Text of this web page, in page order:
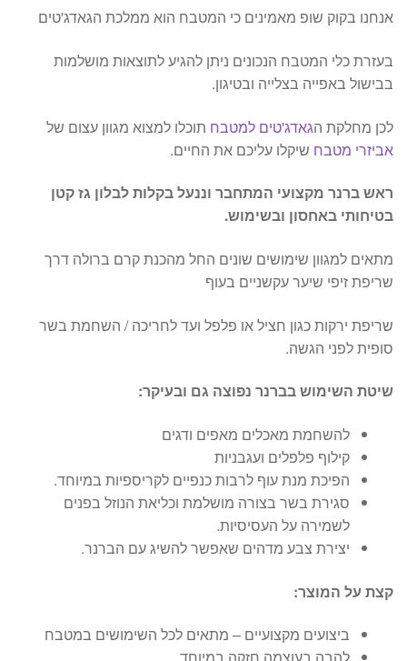
אנחנו בקוק שופ מאמינים כי המטבח הוא ממלכת הגאדג'טים
בעזרת כלי המטבח הנכונים ניתן להגיע לתוצאות מושלמות
בבישול באפייה בצלייה ובטיגון.
לכן מחלקת הגאדג'טים למטבח תוכלו למצוא מגוון עצום של
אביזרי מטבח שיקלו עליכם את החיים.
ראש ברנר מקצועי המתחבר וננעל בקלות לבלון גז קטן
בטיחותי באחסון ובשימוש.
מתאים למגוון שימושים שונים החל מהכנת קרם ברולה דרך
שריפת זיפי שיער עקשניים בעוף
שריפת ירקות כגון חציל או פלפל ועד לחריכה / השחמת בשר
סופית לפני הגשה.
שיטת השימוש בברנר נפוצה גם ובעיקר:
להשחמת מאכלים מאפים ודגים
קילוף פלפלים ועגבניות
הפיכת מנת עוף לרבות כנפיים לקריספיות במיוחד.
סגירת בשר בצורה מושלמת וכליאת הנוזל בפנים
לשמירה על העסיסיות.
יצירת צבע מדהים שאפשר להשיג עם הברנר.
קצת על המוצר:
ביצועים מקצועיים – מתאים לכל השימושים במטבח